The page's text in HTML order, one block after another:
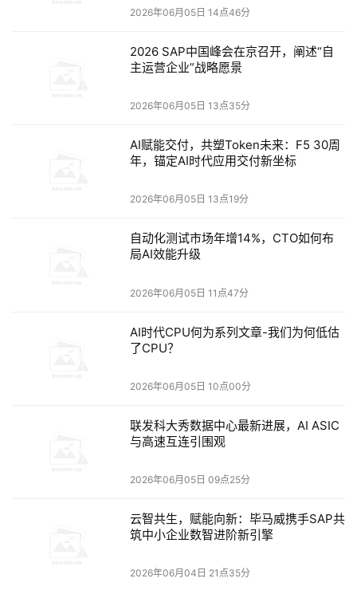
千行百业深度融合。与此同时，智算产业也迎来了算力需求
大严峻考验。宝德计算依托27年的技术深耕和完整的自研
体系构建了核心竞争力，拥有了应对挑战的底气。如今，公
司基于“鲲鹏+昇腾”双引擎技术路线构建的覆盖通用计算、
场景产品矩阵，全方位满足政务、金融、能源、医疗、交通
等多行业差异化算力需求，为数字经济发展提供澎湃算力。
“独行快，众行远”，他强调，宝德计算坚持算力底座角色，
强产品和应用适配，服务万千客户。
积极探索存算一体、液冷节能等前沿技术，以及AI智能体、
心，与上下游伙伴开放合作，共同打造繁荣、强健、可持续
做《深耕算力产业，共赢智慧未来》主题演讲，系统分享了
宝德计算最新实践成果，展示了硬核的产品创新实力，夯实
了公司作为数智经济建设主力军的地位。他表示，作为国产
算力先锋企业，宝德计算率先构建了鲲鹏+昇腾全栈智算产
品矩阵，多年来信创业务稳步增长，位列华为鲲鹏、昇腾计
算产业 TOP 阵营。他指出，国产大模型迭代提速，国内算
点集群、昇腾 AI 训推服务器等全谱系算力产品，覆盖超大
2026年06月05日 14点46分
2026 SAP中国峰会在京召开，阐述“自
主运营企业”战略愿景
2026年06月05日 13点35分
AI赋能交付，共塑Token未来：F5 30周
年，锚定AI时代应用交付新坐标
2026年06月05日 13点19分
自动化测试市场年增14%，CTO如何布
局AI效能升级
2026年06月05日 11点47分
AI时代CPU何为系列文章-我们为何低估
了CPU？
2026年06月05日 10点00分
联发科大秀数据中心最新进展，AI ASIC
与高速互连引围观
2026年06月05日 09点25分
云智共生，赋能向新：毕马威携手SAP共
筑中小企业数智进阶新引擎
2026年06月04日 21点35分